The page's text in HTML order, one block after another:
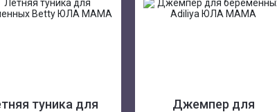
туника для
Джемпер для